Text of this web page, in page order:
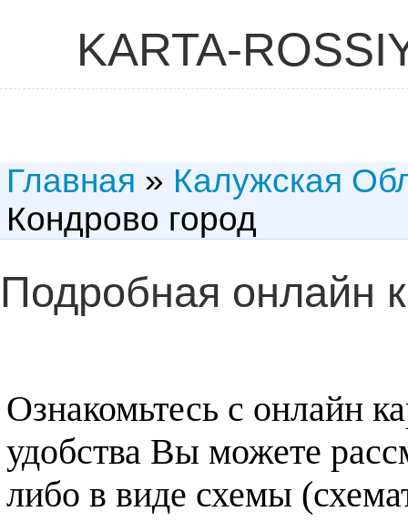
KARTA-
Главная » Калужская
Кондрово город
Подробная онлайн
Ознакомьтесь с онлайн
удобства Вы можете
либо в виде схемы